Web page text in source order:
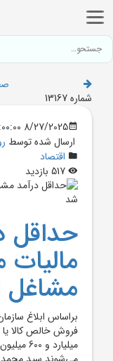
شماره 13167
8/27/2025 12:00:00 AM
ارسال شده توسط
اقتصاد
حداقل
مشاغل
براساس ابلاغ